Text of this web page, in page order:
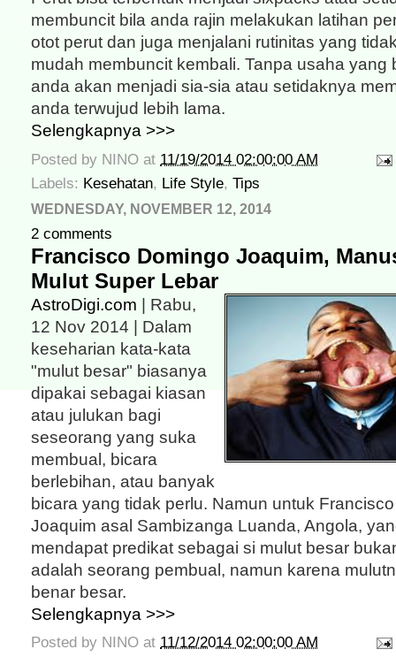
membuncit bila anda rajin melakukan latihan
otot perut dan juga menjalani rutinitas yang
mudah membuncit kembali. Tanpa usaha yang
anda akan menjadi sia-sia atau setidaknya
anda terwujud lebih lama.
Selengkapnya >>>
Posted by NINO at 11/19/2014 02:00:00 AM
Labels: Kesehatan, Life Style, Tips
WEDNESDAY, NOVEMBER 12, 2014
2 comments
Francisco Domingo Joaquim,
Mulut Super Lebar
AstroDigi.com | Rabu,
12 Nov 2014 | Dalam
keseharian kata-kata
"mulut besar" biasanya
dipakai sebagai kiasan
atau julukan bagi
seseorang yang suka
membual, bicara
berlebihan, atau banyak
bicara yang tidak perlu. Namun untuk
Joaquim asal Sambizanga Luanda, Angola,
mendapat predikat sebagai si mulut besar
adalah seorang pembual, namun karena
benar besar.
Selengkapnya >>>
Posted by NINO at 11/12/2014 02:00:00 AM